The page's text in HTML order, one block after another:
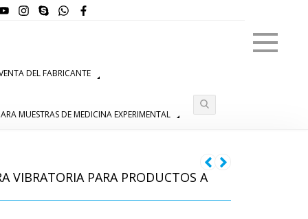
DEL FABRICANTE
MUESTRAS DE MEDICINA EXPERIMENTAL
VIBRATORIA PARA PRODUCTOS A